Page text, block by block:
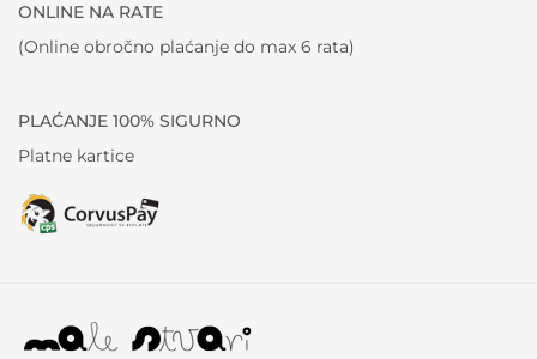
ONLINE NA RATE
(Online obročno plaćanje do max 6 rata)
PLAĆANJE 100% SIGURNO
Platne kartice